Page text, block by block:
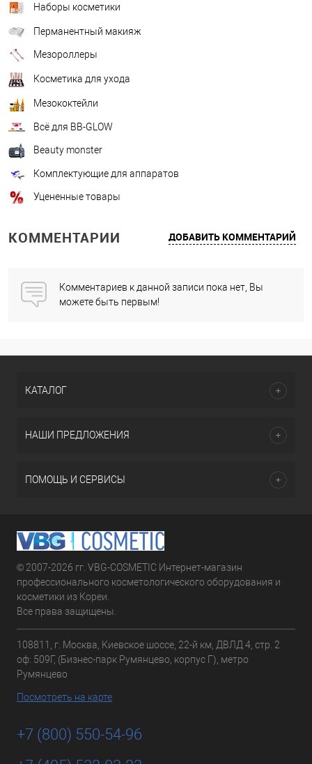
Наборы косметики
Перманентный макияж
Мезороллеры
Косметика для ухода
Мезококтейли
Всё для BB-GLOW
Beauty monster
Комплектующие для аппаратов
Уцененные товары
КОММЕНТАРИИ ДОБАВИТЬ КОММЕНТАРИЙ
Комментариев к данной записи пока нет, Вы
можете быть первым!
КАТАЛОГ
НАШИ ПРЕДЛОЖЕНИЯ
ПОМОЩЬ И СЕРВИСЫ
© 2007-2026 гг. VBG-COSMETIC Интернет-магазин
профессионального косметологического оборудования и
косметики из Кореи.
Все права защищены.
108811, г. Москва, Киевское шоссе, 22-й км, ДВЛД 4, стр. 2
оф: 509Г, (Бизнес-парк Румянцево, корпус Г), метро
Румянцево
Посмотреть на карте
+7 (800) 550-54-96